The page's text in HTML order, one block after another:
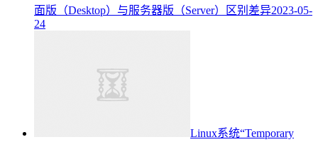
面版（Desktop）与服务器版（Server）区别差异2023-05-
24
Linux系统“Temporary